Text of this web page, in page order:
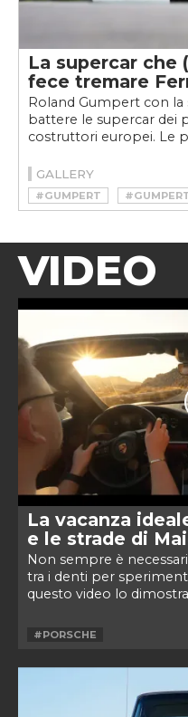
La supercar che
fece tremare
Roland Gumpert con la
battere le supercar dei
costruttori europei. Le
GALLERY
#GUMPERT
VIDEO
La vacanza
e le strade di
Non sempre è
tra i denti per
questo video lo
#PORSCHE